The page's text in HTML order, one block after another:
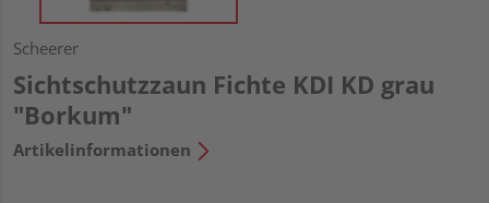
Scheerer
Sichtschutzzaun Fichte KDI KD grau
"Borkum"
Artikelinformationen